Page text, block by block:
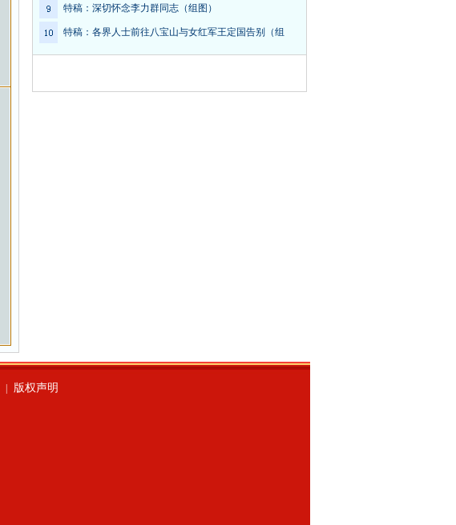
特稿：深切怀念李力群同志（组图）
特稿：各界人士前往八宝山与女红军王定国告别（组
版权声明